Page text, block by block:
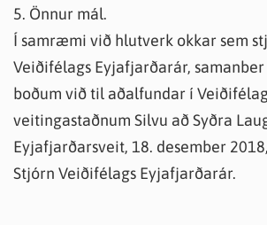
5. Önnur mál.
Í samræmi við hlutverk okkar sem
Veiðifélags Eyjafjarðarár,
boðum við til aðalfundar í
veitingastaðnum Silvu að Syðra
Eyjafjarðarsveit, 18. desember
Stjórn Veiðifélags Eyjafjarðarár.